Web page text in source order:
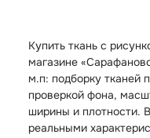
Купить ткань с
магазине
м.п: подборку тканей
проверкой фона,
ширины и плотности.
реальными